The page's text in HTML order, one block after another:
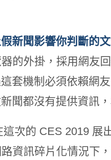
假新聞影響你判斷的
的外掛，採用網友
套機制必須依賴網
聞都沒有提供資訊
次的 CES 2019 展
資訊碎片化情況下